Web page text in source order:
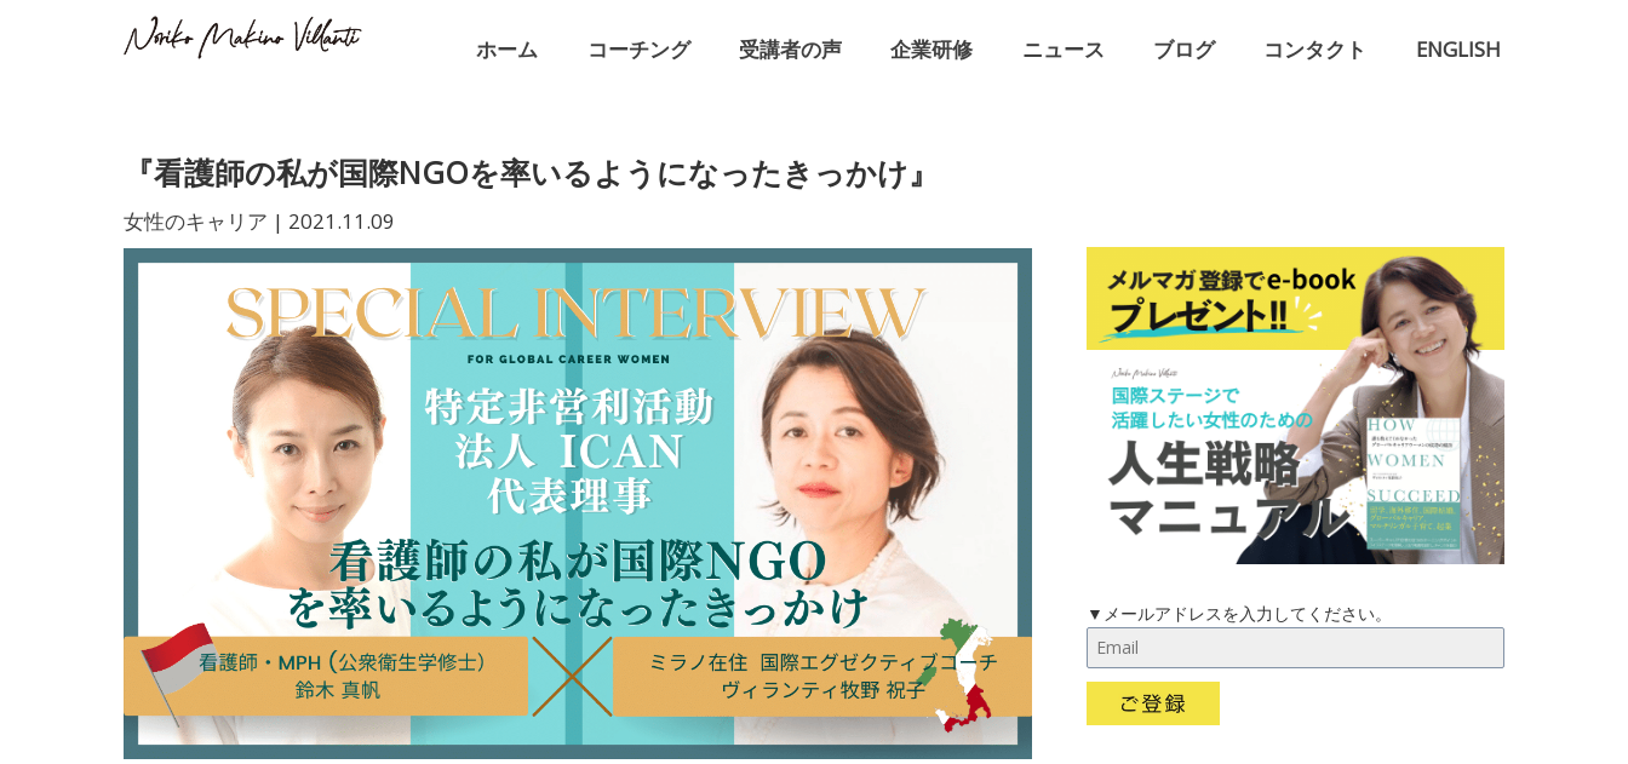
ホーム コーチング 受講者の声 企業研修 ニュース ブログ コンタクト ENGLISH
『看護師の私が国際NGOを率いるようになったきっかけ』
女性のキャリア | 2021.11.09
▼メールアドレスを入力してください。